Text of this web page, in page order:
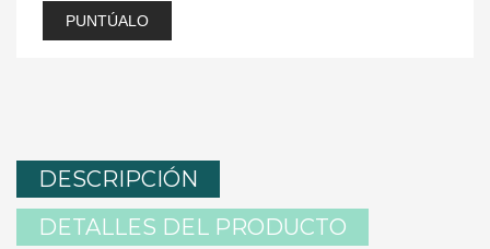
PUNTÚALO
DESCRIPCIÓN
DETALLES DEL PRODUCTO